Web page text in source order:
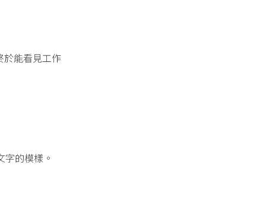
於能看見工作
的模樣。